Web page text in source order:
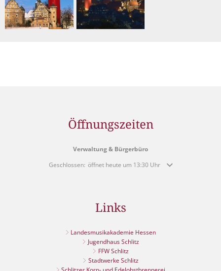
Öffnungszeiten
Verwaltung & Bürgerbüro
Klicken, um weitere Öffnungs- oder Schließzeiten
Geschlossen: öffnet heute um 13:30 Uhr
Links
Landesmusikakademie Hessen
Jugendhaus Schlitz
FFW Schlitz
Stadtwerke Schlitz